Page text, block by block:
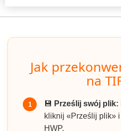
Jak
na
1 💾 Prześlij swój plik:
kliknij «Prześlij plik»
HWP.